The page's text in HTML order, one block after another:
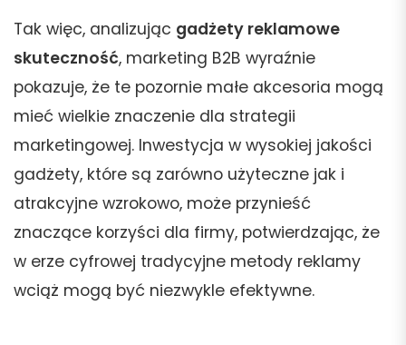
Tak więc, analizując gadżety reklamowe
skuteczność, marketing B2B wyraźnie
pokazuje, że te pozornie małe akcesoria mogą
mieć wielkie znaczenie dla strategii
marketingowej. Inwestycja w wysokiej jakości
gadżety, które są zarówno użyteczne jak i
atrakcyjne wzrokowo, może przynieść
znaczące korzyści dla firmy, potwierdzając, że
w erze cyfrowej tradycyjne metody reklamy
wciąż mogą być niezwykle efektywne.